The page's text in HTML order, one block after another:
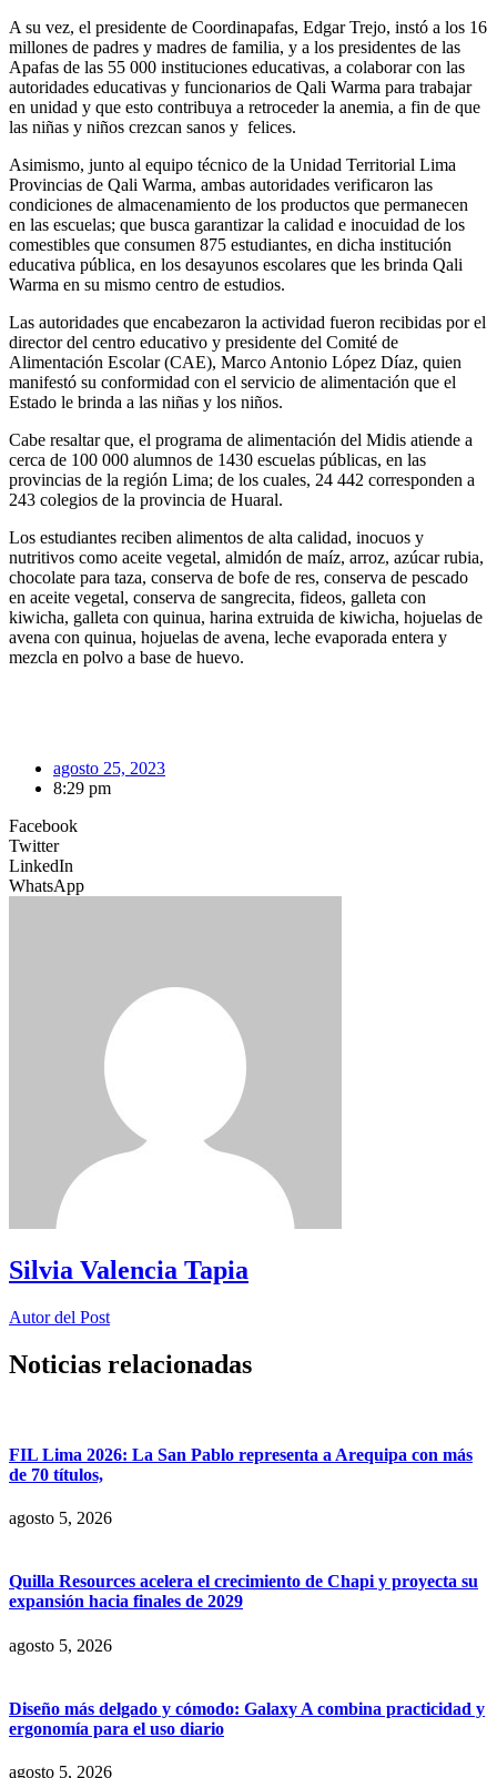
A su vez, el presidente de Coordinapafas, Edgar Trejo, instó a los 16
millones de padres y madres de familia, y a los presidentes de las
Apafas de las 55 000 instituciones educativas, a colaborar con las
autoridades educativas y funcionarios de Qali Warma para trabajar
en unidad y que esto contribuya a retroceder la anemia, a fin de que
las niñas y niños crezcan sanos y felices.
Asimismo, junto al equipo técnico de la Unidad Territorial Lima
Provincias de Qali Warma, ambas autoridades verificaron las
condiciones de almacenamiento de los productos que permanecen
en las escuelas; que busca garantizar la calidad e inocuidad de los
comestibles que consumen 875 estudiantes, en dicha institución
educativa pública, en los desayunos escolares que les brinda Qali
Warma en su mismo centro de estudios.
Las autoridades que encabezaron la actividad fueron recibidas por el
director del centro educativo y presidente del Comité de
Alimentación Escolar (CAE), Marco Antonio López Díaz, quien
manifestó su conformidad con el servicio de alimentación que el
Estado le brinda a las niñas y los niños.
Cabe resaltar que, el programa de alimentación del Midis atiende a
cerca de 100 000 alumnos de 1430 escuelas públicas, en las
provincias de la región Lima; de los cuales, 24 442 corresponden a
243 colegios de la provincia de Huaral.
Los estudiantes reciben alimentos de alta calidad, inocuos y
nutritivos como aceite vegetal, almidón de maíz, arroz, azúcar rubia,
chocolate para taza, conserva de bofe de res, conserva de pescado
en aceite vegetal, conserva de sangrecita, fideos, galleta con
kiwicha, galleta con quinua, harina extruida de kiwicha, hojuelas de
avena con quinua, hojuelas de avena, leche evaporada entera y
mezcla en polvo a base de huevo.
agosto 25, 2023
8:29 pm
Facebook
Twitter
LinkedIn
WhatsApp
Silvia Valencia Tapia
Autor del Post
Noticias relacionadas
FIL Lima 2026: La San Pablo representa a Arequipa con más
de 70 títulos,
agosto 5, 2026
Quilla Resources acelera el crecimiento de Chapi y proyecta su
expansión hacia finales de 2029
agosto 5, 2026
Diseño más delgado y cómodo: Galaxy A combina practicidad y
ergonomía para el uso diario
agosto 5, 2026